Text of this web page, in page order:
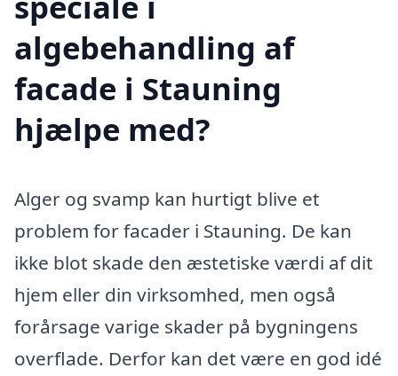
algebehandling af
facade i Stauning
hjælpe med?
Alger og svamp kan hurtigt blive et
problem for facader i Stauning. De kan
ikke blot skade den æstetiske værdi af dit
hjem eller din virksomhed, men også
forårsage varige skader på bygningens
overflade. Derfor kan det være en god idé